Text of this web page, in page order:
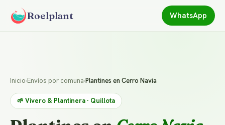
Roelplant WhatsApp
Inicio›Envíos por comuna›Plantines en Cerro Navia
🌱 Vivero & Plantinera · Quillota